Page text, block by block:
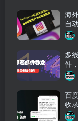
海
自
力
多
件
百
收